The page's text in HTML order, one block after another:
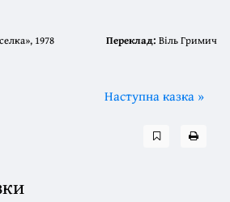
1978 Переклад: Віль Гримич
Наступна казка »